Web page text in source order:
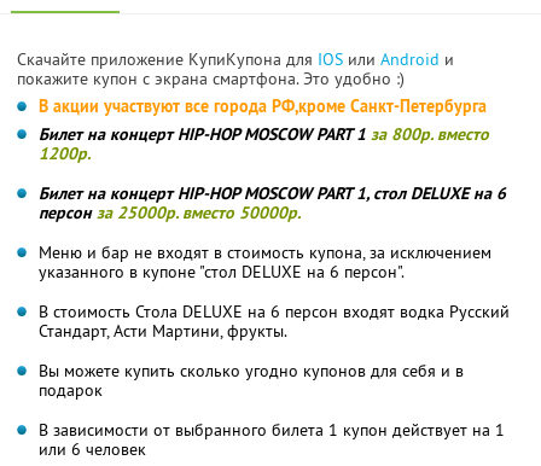
Скачайте приложение КупиКупона для IOS или Android и
покажите купон с экрана смартфона. Это удобно :)
В акции участвуют все города РФ,кроме Санкт-Петербурга
Билет на концерт HIP-HOP MOSCOW PART 1 за 800р. вместо
1200р.
Билет на концерт HIP-HOP MOSCOW PART 1, стол DELUXE на 6
персонза 25000р. вместо 50000р.
Меню и бар не входят в стоимость купона, за исключением
указанного в купоне "стол DELUXE на 6 персон".
В стоимость Стола DELUXE на 6 персон входят водка Русский
Стандарт, Асти Мартини, фрукты.
Вы можете купить сколько угодно купонов для себя и в
подарок
В зависимости от выбранного билета 1 купон действует на 1
или 6 человек